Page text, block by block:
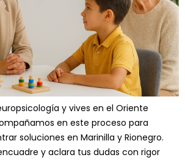
y vives en el Oriente
en este proceso para
soluciones en Marinilla y Rionegro.
y aclara tus dudas con rigor